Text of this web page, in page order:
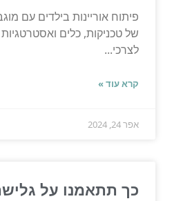
פיתוח אוריינות בילדים עם
של טכניקות, כלים
לצרכי...
קרא עוד »
אפר 24, 2024
כך תתאמנו על